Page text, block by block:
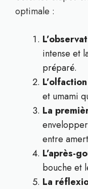
optimale :
intense et
préparé.
et umami
La
entre
L’après-
bouche et
La